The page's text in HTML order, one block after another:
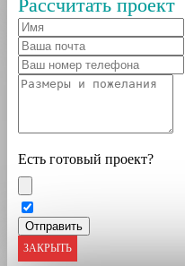
Рассчитать проект
Есть готовый проект?
ЗАКРЫТЬ